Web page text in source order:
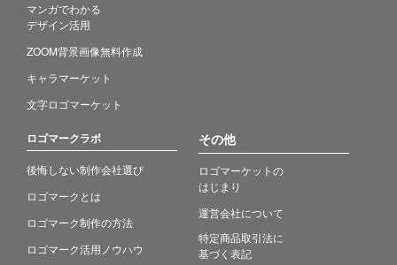
マンガでわかる
デザイン活用
ZOOM背景画像無料作成
キャラマーケット
文字ロゴマーケット
ロゴマークラボ
後悔しない制作会社選び
ロゴマークとは
ロゴマーク制作の方法
ロゴマーク活用ノウハウ
その他
ロゴマーケットの
はじまり
運営会社について
特定商品取引法に
基づく表記